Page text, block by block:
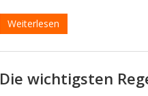
Weiterlesen
Die wichtigsten